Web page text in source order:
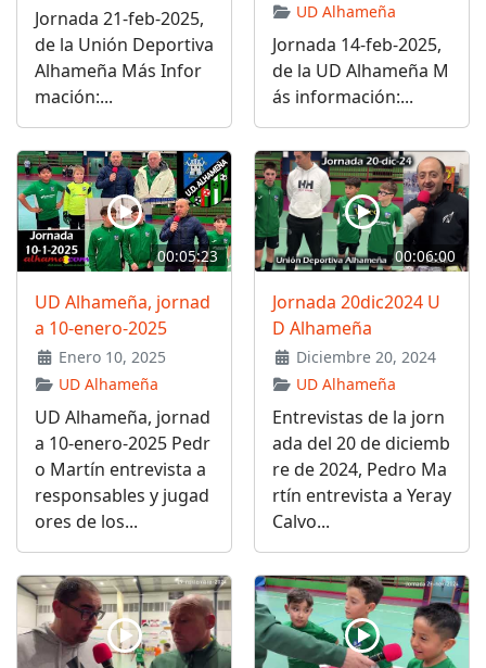
Jornada 21-feb-2025,
de la Unión Deportiva
Alhameña Más Infor
mación:...
UD Alhameña
Jornada 14-feb-2025,
de la UD Alhameña M
ás información:...
00:05:23
UD Alhameña, jornad
a 10-enero-2025
Enero 10, 2025
UD Alhameña
UD Alhameña, jornad
a 10-enero-2025 Pedr
o Martín entrevista a
responsables y jugad
ores de los...
00:06:00
Jornada 20dic2024 U
D Alhameña
Diciembre 20, 2024
UD Alhameña
Entrevistas de la jorn
ada del 20 de diciemb
re de 2024, Pedro Ma
rtín entrevista a Yeray
Calvo...